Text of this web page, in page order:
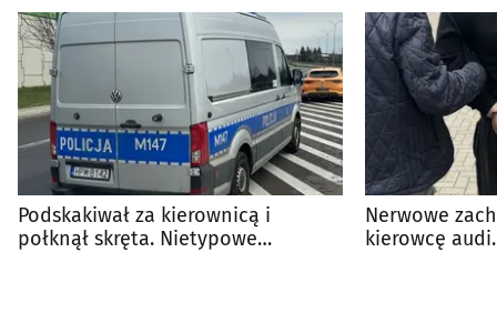
Podskakiwał za kierownicą i
połknął skręta. Nietypowe
Nerwowe
kierowcę